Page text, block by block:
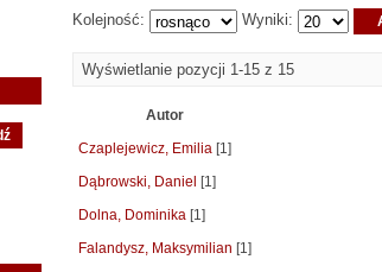
Kolejność: Wyniki:
Wyświetlanie pozycji 1-15 z 15
Autor
Czaplejewicz, Emilia [1]
Dąbrowski, Daniel
[1]
Dolna, Dominika [1]
Falandysz, Maksymilian [1]